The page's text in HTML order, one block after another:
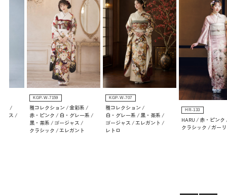
ャス
KGP-W-7159
雅コレクション
金彩系
赤・ピンク
白・グレー系
黒・茶系
ゴージャス
クラシック
エレガント
KGP-W-707
雅コレクション
白・グレー系
黒・茶系
ゴージャス
エレガント
レトロ
HR-133
HARU
赤・ピンク
クラシック
ガー